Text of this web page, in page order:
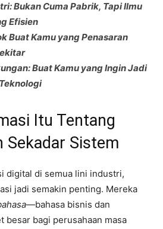
Bukan Cuma Pabrik, Tapi Ilmu
Efisien
Buat Kamu yang Penasaran
Buat Kamu yang Ingin Jadi
Itu Tentang
Sekadar Sistem
digital di semua lini industri,
jadi semakin penting. Mereka
—bahasa bisnis dan
bagi perusahaan masa